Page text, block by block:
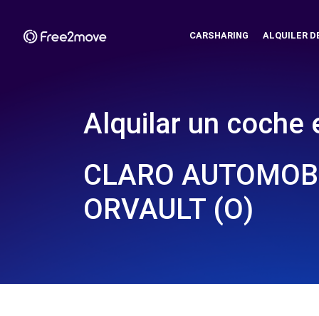
CARSHARING ALQUILER
Alquilar un coche
CLARO
ORVAULT (O)